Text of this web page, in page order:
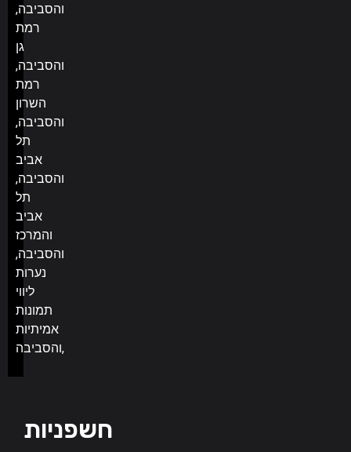
והסביבה,
רמת
גן
והסביבה,
רמת
השרון
והסביבה,
תל
אביב
והסביבה,
תל
אביב
והמרכז
והסביבה,
נערות
ליווי
תמונות
אמיתיות
והסביבה,
חשפניות